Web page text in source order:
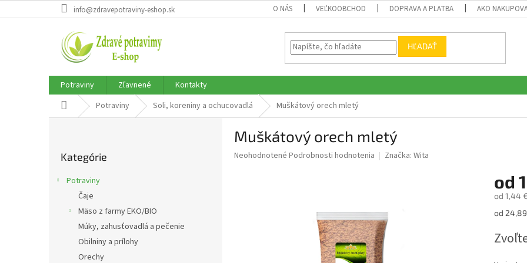
na
info@zdravepotraviny-eshop.sk O NÁS VEĽKOOBCHOD DOPRAVA A PLATBA AKO
HĽADAŤ
Potraviny Zľavnené
Kontakty
DomovPotraviny Soli, koreniny a ochucovadlá Muškátový orech mletý
kategórie
Kategórie
Potraviny
Čaje
Mäso z farmy EKO/BIO
Múky, zahusťovadlá a pečenie
Obilniny a prílohy
Orechy
Muškátový orech mletý
Priemerné
Neohodnotené Podrobnosti hodnotenia Značka: Wita
od
od 1,44 €
od